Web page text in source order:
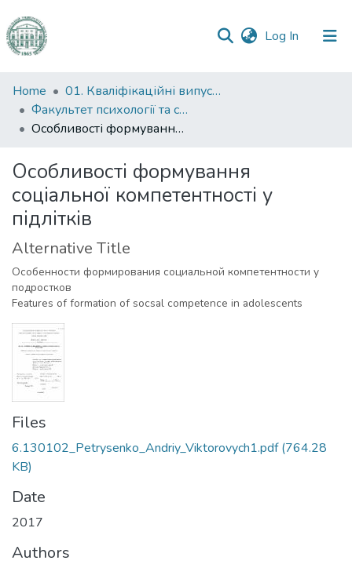
Log In (current)
Communities
&
Collections
Statistics
Home
01. Кваліфікаційні випускні роботи здобувачів вищої освіти
Факультет психології та соціальної роботи
Особливості формування соціальної компетентності у підлітків
Особливості формування
соціальної компетентності у
підлітків
Alternative Title
Особенности формирования социальной компетентности у
подростков
Features of formation of socsal competence in adolescents
Files
6.130102_Petrysenko_Andriy_Viktorovych1.pdf(764.28
KB)
Date
2017
Authors